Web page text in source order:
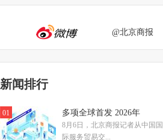
@北京商报
新闻排行
01 多项全球首发 2026年
8月6日，北京商报记者从中国国
际服务贸易交...